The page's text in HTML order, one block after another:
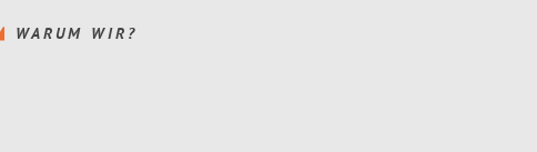
WARUM WIR?